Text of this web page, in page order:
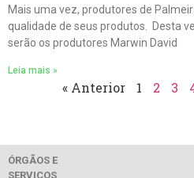
Mais uma vez, produtores de
qualidade de seus produtos. Desta
serão os produtores Marwin David
Leia mais »
« Anterior 1 2 3
ÓRGÃOS E
SERVIÇOS